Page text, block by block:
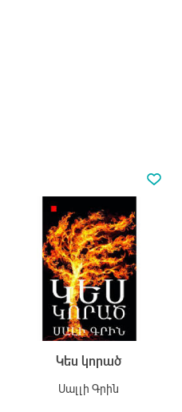
Կես կորած
Սալլի Գրին